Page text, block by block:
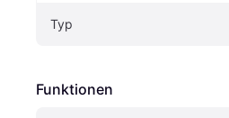
Typ
Funktionen